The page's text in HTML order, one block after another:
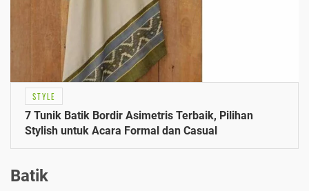
STYLE
7 Tunik Batik Bordir Asimetris Terbaik, Pilihan
Stylish untuk Acara Formal dan Casual
Batik